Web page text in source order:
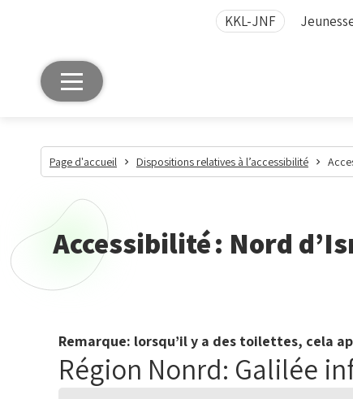
KKL-JNF
Page d'accueil Dispositions relatives à l’accessibilité
Accessibilité : Nord
Remarque: lorsqu’il y a des toilettes, cela
Région Nonrd: Galilée